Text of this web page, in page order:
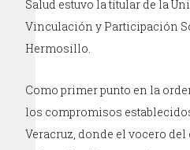
Salud estuvo la titular de la
Vinculación y Participación
Hermosillo.
Como primer punto en la
los compromisos
Veracruz, donde el vocero